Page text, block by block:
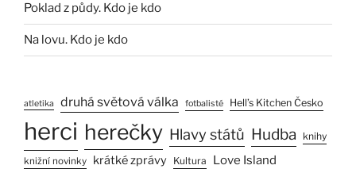
Poklad z půdy. Kdo je kdo
Na lovu. Kdo je kdo
atletika druhá světová válka fotbalisté Hell’s Kitchen Česko
herci herečky Hlavy států Hudba knihy
knižní novinky krátké zprávy Kultura Love Island